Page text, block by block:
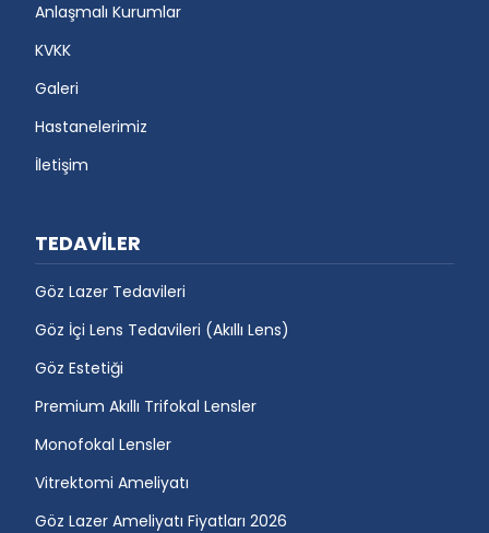
Anlaşmalı Kurumlar
KVKK
Galeri
Hastanelerimiz
İletişim
TEDAVİLER
Göz Lazer Tedavileri
Göz İçi Lens Tedavileri (Akıllı Lens)
Göz Estetiği
Premium Akıllı Trifokal Lensler
Monofokal Lensler
Vitrektomi Ameliyatı
Göz Lazer Ameliyatı Fiyatları 2026